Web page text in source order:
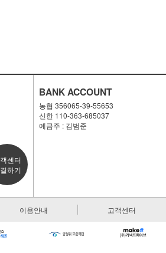
센터
하기
BANK ACCOUNT
농협 356065-39-55653
신한 110-363-685037
예금주 : 김범준
이용안내 고객센터